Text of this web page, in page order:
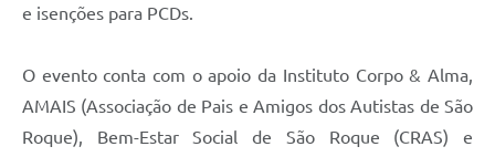
SEBRAE Aqui
SIC
e isenções para PCDs.
O evento conta com o apoio da Instituto Corpo & Alma,
AMAIS (Associação de Pais e Amigos dos Autistas de São
Roque), Bem-Estar Social de São Roque (CRAS) e